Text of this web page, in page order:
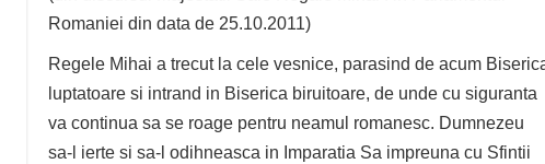
Romaniei din data de 25.10.2011)
Regele Mihai a trecut la cele vesnice, parasind de acum
luptatoare si intrand in Biserica biruitoare, de unde cu siguranta
va continua sa se roage pentru neamul romanesc. Dumnezeu
sa-l ierte si sa-l odihneasca in Imparatia Sa impreuna cu Sfintii